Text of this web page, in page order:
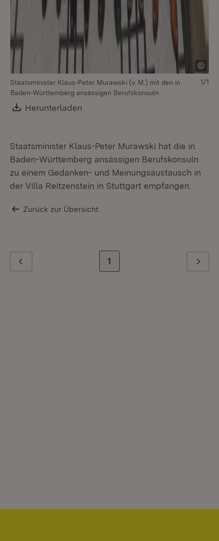
Staatsminister Klaus-Peter Murawski (v. M.) mit den in
Baden-Württemberg ansässigen Berufskonsuln
Download:
Herunterladen
1/1
Staatsminister Klaus-Peter Murawski hat die in
Baden-Württemberg ansässigen Berufskonsuln
zu einem Gedanken- und Meinungsaustausch in
der Villa Reitzenstein in Stuttgart empfangen.
Zurück zur Übersicht
Zur letzten Seite
1 Weiter